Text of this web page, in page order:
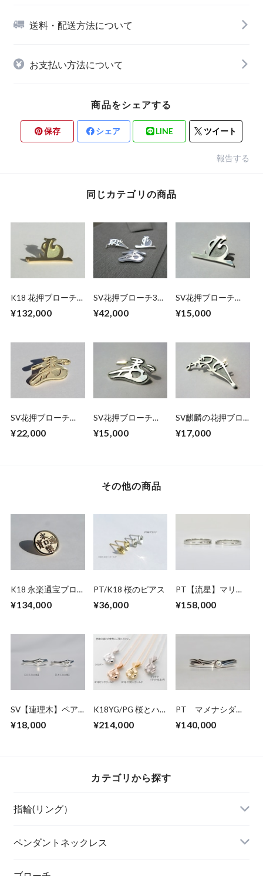
送料・配送方法について
お支払い方法について
商品をシェアする
保存 シェア LINE ツイート
報告する
同じカテゴリの商品
K18 花押ブローチ
¥132,000
SV花押ブローチ3点
公・徳川家康公・豊
¥42,000
SV花押ブローチ
¥15,000
SV花押ブローチ
メッキ）】
¥22,000
SV花押ブローチ
¥15,000
SV麒麟の花押ブロ
（大）】
¥17,000
その他の商品
K18 永楽通宝ブロ
¥134,000
PT/K18 桜のピアス
¥36,000
PT【流星】マリッ
P3.0MM
¥158,000
SV【連理木】ペア
¥18,000
K18YG/PG 桜とハ
トネックレス
¥214,000
PT マメナシダイ
リング
¥140,000
カテゴリから探す
指輪(リング）
ペンダントネックレス